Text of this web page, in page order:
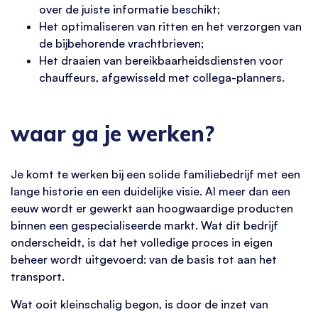
over de juiste informatie beschikt;
Het optimaliseren van ritten en het verzorgen van
de bijbehorende vrachtbrieven;
Het draaien van bereikbaarheidsdiensten voor
chauffeurs, afgewisseld met collega-planners.
waar ga je werken?
Je komt te werken bij een solide familiebedrijf met een
lange historie en een duidelijke visie. Al meer dan een
eeuw wordt er gewerkt aan hoogwaardige producten
binnen een gespecialiseerde markt. Wat dit bedrijf
onderscheidt, is dat het volledige proces in eigen
beheer wordt uitgevoerd: van de basis tot aan het
transport.
Wat ooit kleinschalig begon, is door de inzet van